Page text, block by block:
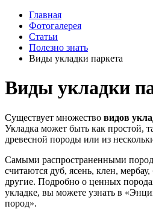
Главная
Фотогалерея
Статьи
Полезно знать
Виды укладки паркета
Виды укладки
Существует множество видов
Укладка может быть как простой,
древесной породы или из
Самыми распространенными
считаются дуб, ясень, клен,
другие. Подробно о ценных
укладке, вы можете узнать в
пород».